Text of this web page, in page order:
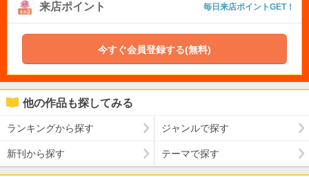
来店ポイント 毎日来店ポイントGET！
今すぐ会員登録する(無料)
他の作品も探してみる
ランキングから探す ジャンルで探す
新刊から探す テーマで探す